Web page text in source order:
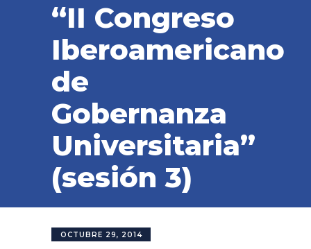
“II Congreso
Iberoamericano
de
Gobernanza
Universitaria”
(sesión 3)
OCTUBRE 29, 2014